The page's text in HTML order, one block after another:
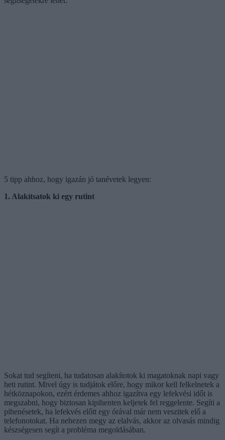
5 tipp ahhoz, hogy igazán jó tanévetek legyen:
1. Alakítsatok ki egy rutint
Sokat tud segíteni, ha tudatosan alakítotok ki magatoknak napi vagy
heti rutint. Mivel úgy is tudjátok előre, hogy mikor kell felkelnetek a
hétköznapokon, ezért érdemes ahhoz igazítva egy lefekvési időt is
megszabni, hogy biztosan kipihenten keljetek fel reggelente. Segíti a
pihenésetek, ha lefekvés előtt egy órával már nem veszitek elő a
telefonotokat. Ha nehezen megy az elalvás, akkor az olvasás mindig
készségesen segít a probléma megoldásában.